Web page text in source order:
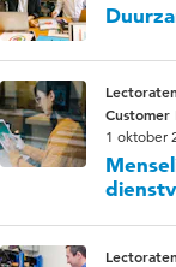
Customer
1 oktober